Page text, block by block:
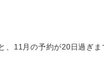
、11月の予約が20日過ぎ